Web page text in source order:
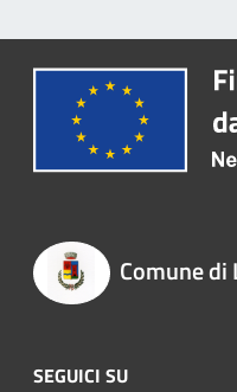
Comune di
SEGUICI SU